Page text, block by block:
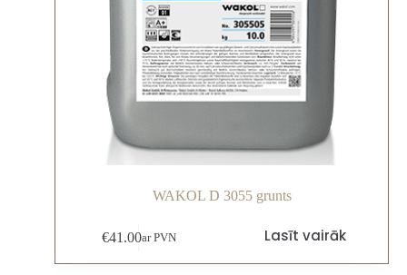
WAKOL D 3055 grunts
€41.00ar PVN Lasīt vairāk